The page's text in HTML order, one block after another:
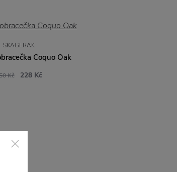
SKAGERAK
Coquo Oak
Kč 228 Kč